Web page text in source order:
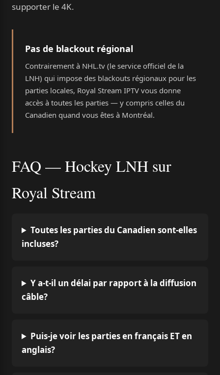
supporter le 4K.
Pas de blackout régional
Contrairement à NHL.tv (le service officiel de la
LNH) qui impose des blackouts régionaux pour les
parties locales, Royal Stream IPTV vous donne
accès à toutes les parties — y compris celles du
Canadien quand vous êtes à Montréal.
FAQ — Hockey LNH sur
Royal Stream
Toutes les parties du Canadien sont-elles
incluses?
Y a-t-il un délai par rapport à la diffusion
câble?
Puis-je voir les parties en français ET en
anglais?